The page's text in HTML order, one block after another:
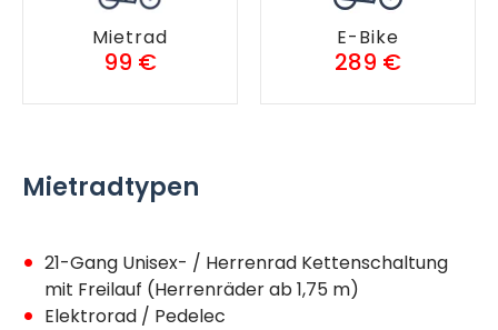
Mietrad
99 €
E-Bike
289 €
Mietradtypen
21-Gang Unisex- / Herrenrad Kettenschaltung
mit Freilauf (Herrenräder ab 1,75 m)
Elektrorad / Pedelec